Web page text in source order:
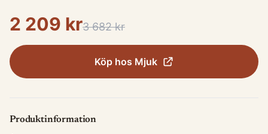
2 209 kr3 682 kr
Köp hos Mjuk
Produktinformation